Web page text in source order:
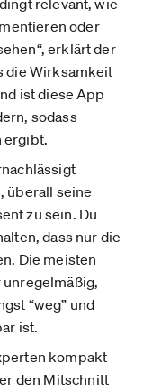
relevant, wie
oder
erklärt der
die Wirksamkeit
ist diese App
sodass
ergibt.
überall seine
zu sein. Du
dass nur die
Die meisten
“weg” und
ist.
kompakt
den Mitschnitt